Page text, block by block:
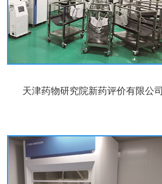
天津药物研究院新药评价有限公司